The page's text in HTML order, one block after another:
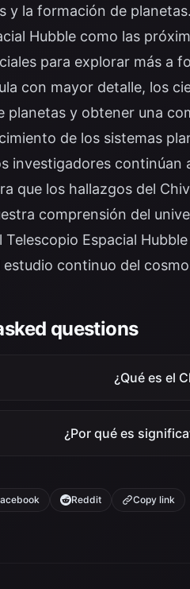
y la formación de
Hubble como las
para explorar más a
con mayor detalle, los
planetas y obtener una
de los sistemas
investigadores
que los hallazgos del
comprensión del
Telescopio Espacial
continuo del
questions
¿Qué es el
¿Por qué es
Reddit Copy link